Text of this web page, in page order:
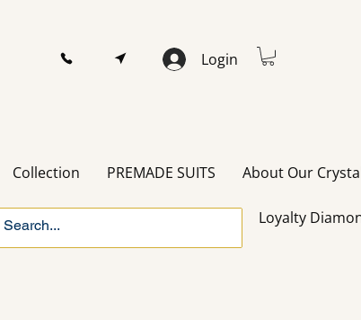
Login
Collection PREMADE SUITS About Our
Loyalty